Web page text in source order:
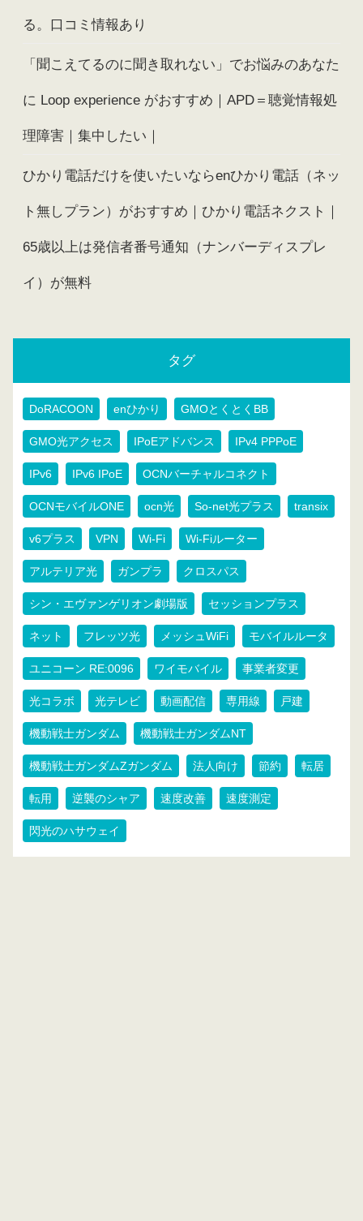
る。口コミ情報あり
「聞こえてるのに聞き取れない」でお悩みのあなた
に Loop experience がおすすめ｜APD＝聴覚情報処
理障害｜集中したい｜
ひかり電話だけを使いたいならenひかり電話（ネッ
ト無しプラン）がおすすめ｜ひかり電話ネクスト｜
65歳以上は発信者番号通知（ナンバーディスプレ
イ）が無料
タグ
DoRACOON enひかり GMOとくとくBB
GMO光アクセス IPoEアドバンス IPv4 PPPoE
IPv6 IPv6 IPoE OCNバーチャルコネクト
OCNモバイルONE ocn光 So-net光プラス transix
v6プラス VPN Wi-Fi Wi-Fiルーター
アルテリア光 ガンプラ クロスパス
シン・エヴァンゲリオン劇場版 セッションプラス
ネット フレッツ光 メッシュWiFi モバイルルータ
ユニコーン RE:0096 ワイモバイル 事業者変更
光コラボ 光テレビ 動画配信 専用線 戸建
機動戦士ガンダム 機動戦士ガンダムNT
機動戦士ガンダムZガンダム 法人向け 節約 転居
転用 逆襲のシャア 速度改善 速度測定
閃光のハサウェイ